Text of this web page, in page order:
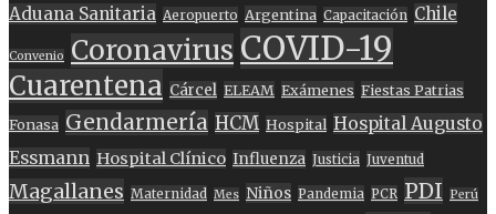
Aduana Sanitaria Aeropuerto Argentina Capacitación Chile
Convenio Coronavirus COVID-19
Cuarentena Cárcel ELEAM Exámenes Fiestas Patrias
Fonasa Gendarmería HCM Hospital Hospital Augusto
Essmann Hospital Clínico Influenza Justicia Juventud
Magallanes Maternidad Mes Niños Pandemia PCR PDI Perú